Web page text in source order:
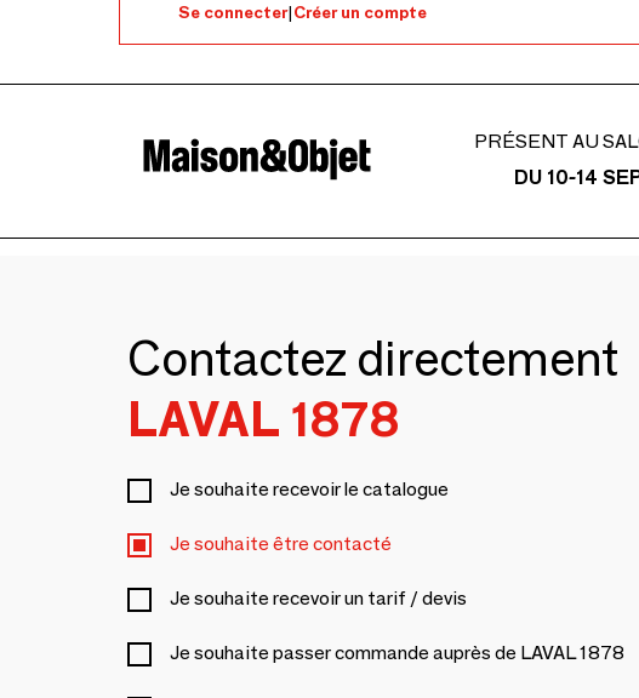
Se connecter|Créer un compte
PRÉSENT AU
DU 10-14
Contactez directement
LAVAL 1878
Je souhaite recevoir le catalogue
Je souhaite être contacté
Je souhaite recevoir un tarif / devis
Je souhaite passer commande auprès de LAVAL 1878